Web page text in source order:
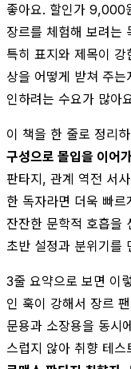
좋아요. 할인가 9,000
장르를 체험해 보려는
특히 표지와 제목이
상을 어떻게 받쳐 주
인하려는 수요가 많아
이 책을 한 줄로 정리
구성으로 몰입을 이어
판타지, 관계 역전 서
한 독자라면 더욱 빠
잔잔한 문학적 호흡을
초반 설정과 분위기를
3줄 요약으로 보면 이
인 훅이 강해서 장르
문용과 소장용을 동시
스럽지 않아 취향 테